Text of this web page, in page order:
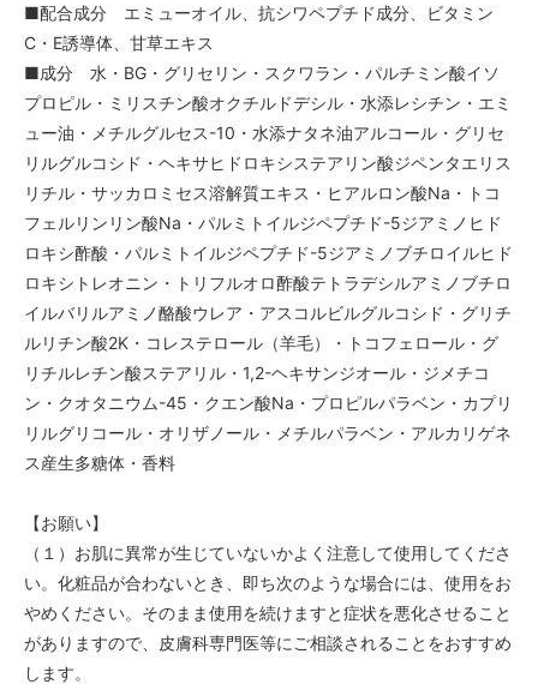
■配合成分 エミューオイル、抗シワペプチド成分、ビタミン
C・E誘導体、甘草エキス
■成分 水・BG・グリセリン・スクワラン・パルチミン酸イソ
プロピル・ミリスチン酸オクチルドデシル・水添レシチン・エミ
ュー油・メチルグルセス-10・水添ナタネ油アルコール・グリセ
リルグルコシド・ヘキサヒドロキシステアリン酸ジペンタエリス
リチル・サッカロミセス溶解質エキス・ヒアルロン酸Na・トコ
フェルリンリン酸Na・パルミトイルジペプチド-5ジアミノヒド
ロキシ酢酸・パルミトイルジペプチド-5ジアミノブチロイルヒド
ロキシトレオニン・トリフルオロ酢酸テトラデシルアミノブチロ
イルバリルアミノ酪酸ウレア・アスコルビルグルコシド・グリチ
ルリチン酸2K・コレステロール（羊毛）・トコフェロール・グ
リチルレチン酸ステアリル・1,2-ヘキサンジオール・ジメチコ
ン・クオタニウム-45・クエン酸Na・プロピルパラベン・カプリ
リルグリコール・オリザノール・メチルパラベン・アルカリゲネ
ス産生多糖体・香料
【お願い】
（１）お肌に異常が生じていないかよく注意して使用してくださ
い。化粧品が合わないとき、即ち次のような場合には、使用をお
やめください。そのまま使用を続けますと症状を悪化させること
がありますので、皮膚科専門医等にご相談されることをおすすめ
します。